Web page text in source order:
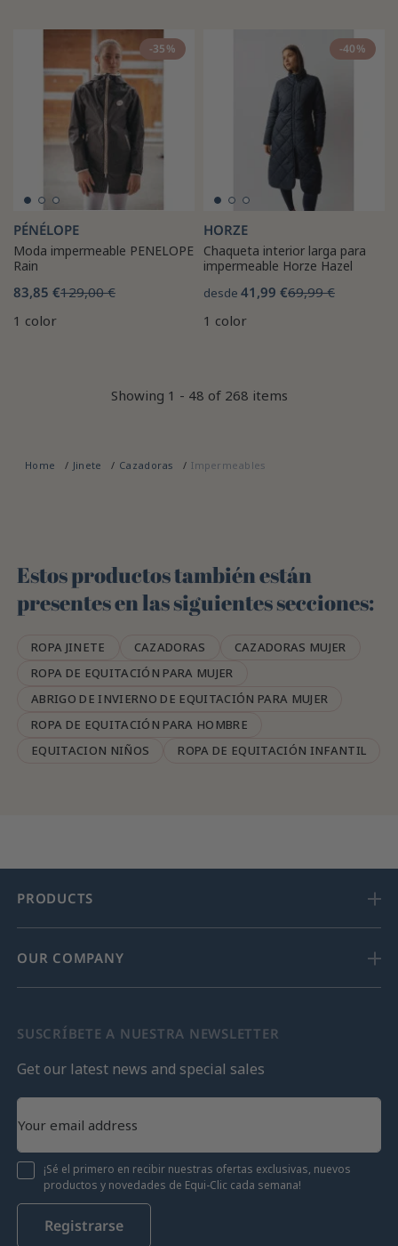
-35%
PÉNÉLOPE
Moda impermeable PENELOPE
Rain
83,85 €129,00 €
1 color
-40%
HORZE
Chaqueta interior larga para
impermeable Horze Hazel
desde 41,99 €69,99 €
1 color
Showing 1 - 48 of 268 items
Home Jinete Cazadoras Impermeables
Estos productos también están
presentes en las siguientes secciones:
ROPA JINETE CAZADORAS
CAZADORAS MUJER
ROPA DE EQUITACIÓN PARA MUJER
ABRIGO DE INVIERNO DE EQUITACIÓN PARA MUJER
ROPA DE EQUITACIÓN PARA HOMBRE
EQUITACION NIÑOS
ROPA DE EQUITACIÓN INFANTIL
PRODUCTS
OUR COMPANY
SUSCRÍBETE A NUESTRA NEWSLETTER
Get our latest news and special sales
¡Sé el primero en recibir nuestras ofertas exclusivas, nuevos
productos y novedades de Equi-Clic cada semana!
Registrarse